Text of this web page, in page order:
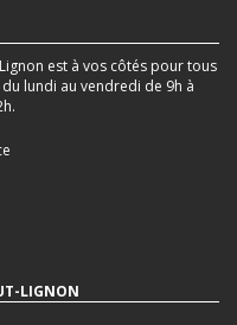
est à vos côtés pour tous
lundi au vendredi de 9h à
LIGNON